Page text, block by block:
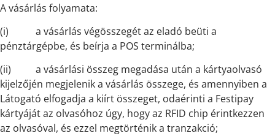
A vásárlás folyamata:
(i) a vásárlás végösszegét az eladó beüti a
pénztárgépbe, és beírja a POS terminálba;
(ii) a vásárlási összeg megadása után a kártyaolvasó
kijelzőjén megjelenik a vásárlás összege, és amennyiben a
Látogató elfogadja a kiírt összeget, odaérinti a Festipay
kártyáját az olvasóhoz úgy, hogy az RFID chip érintkezzen
az olvasóval, és ezzel megtörténik a tranzakció;